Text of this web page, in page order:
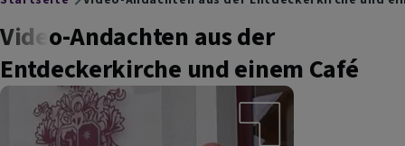
Video-Andachten aus der
Entdeckerkirche und einem Café